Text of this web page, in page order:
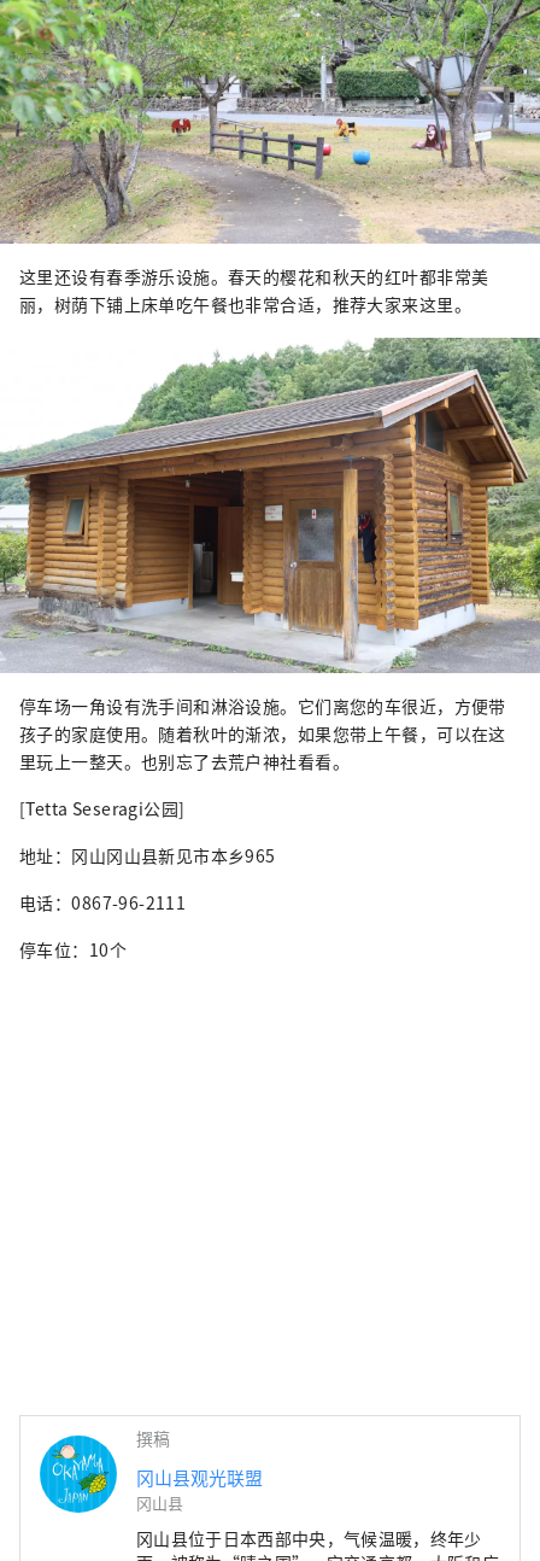
这里还设有春季游乐设施。春天的樱花和秋天的红叶都非常美
丽，树荫下铺上床单吃午餐也非常合适，推荐大家来这里。
停车场一角设有洗手间和淋浴设施。它们离您的车很近，方便带
孩子的家庭使用。随着秋叶的渐浓，如果您带上午餐，可以在这
里玩上一整天。也别忘了去荒户神社看看。
[Tetta Seseragi公园]
地址：冈山冈山县新见市本乡965
电话：0867-96-2111
停车位：10个
撰稿
冈山县观光联盟
冈山县
冈山县位于日本西部中央，气候温暖，终年少